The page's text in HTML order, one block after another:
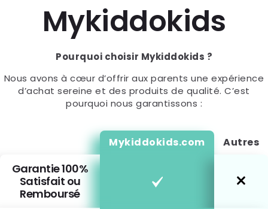
Mykiddokids
Pourquoi choisir Mykiddokids ?
Nous avons à cœur d’offrir aux parents une expérience
d’achat sereine et des produits de qualité. C’est
pourquoi nous garantissons :
Mykiddokids.com Autres
Garantie 100%
Satisfait ou
Remboursé